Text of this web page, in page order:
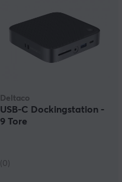
Deltaco
USB-C Dockingstation -
9 Tore
(0)